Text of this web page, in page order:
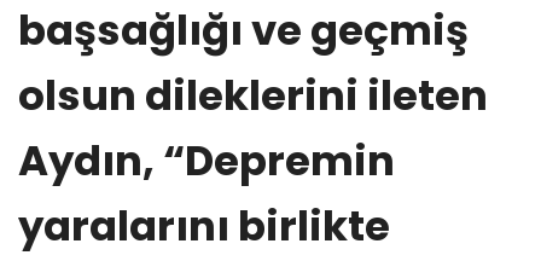
başsağlığı ve geçmiş
olsun dileklerini ileten
Aydın, “Depremin
yaralarını birlikte